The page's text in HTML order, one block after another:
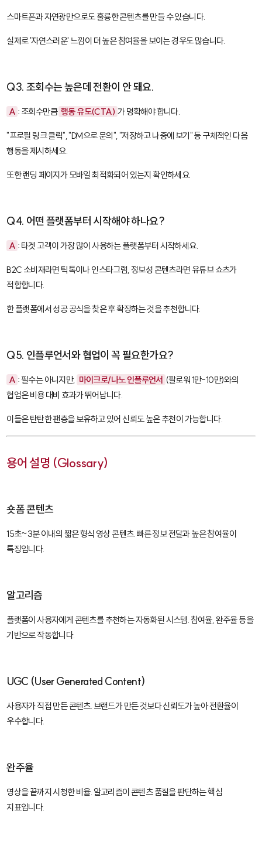
스마트폰과 자연광만으로도 훌륭한 콘텐츠를 만들 수 있습니다.
실제로 '자연스러운' 느낌이 더 높은 참여율을 보이는 경우도 많습니다.
Q3. 조회수는 높은데 전환이 안 돼요.
A : 조회수만큼 행동 유도(CTA) 가 명확해야 합니다.
"프로필 링크 클릭", "DM으로 문의", "저장하고 나중에 보기" 등 구체적인 다음
행동을 제시하세요.
또한 랜딩 페이지가 모바일 최적화되어 있는지 확인하세요.
Q4. 어떤 플랫폼부터 시작해야 하나요?
A : 타겟 고객이 가장 많이 사용하는 플랫폼부터 시작하세요.
B2C 소비재라면 틱톡이나 인스타그램, 정보성 콘텐츠라면 유튜브 쇼츠가
적합합니다.
한 플랫폼에서 성공 공식을 찾은 후 확장하는 것을 추천합니다.
Q5. 인플루언서와 협업이 꼭 필요한가요?
A : 필수는 아니지만, 마이크로/나노 인플루언서 (팔로워 1만-10만)와의
협업은 비용 대비 효과가 뛰어납니다.
이들은 탄탄한 팬층을 보유하고 있어 신뢰도 높은 추천이 가능합니다.
용어 설명 (Glossary)
숏폼 콘텐츠
15초~3분 이내의 짧은 형식 영상 콘텐츠. 빠른 정보 전달과 높은 참여율이
특징입니다.
알고리즘
플랫폼이 사용자에게 콘텐츠를 추천하는 자동화된 시스템. 참여율, 완주율 등을
기반으로 작동합니다.
UGC (User Generated Content)
사용자가 직접 만든 콘텐츠. 브랜드가 만든 것보다 신뢰도가 높아 전환율이
우수합니다.
완주율
영상을 끝까지 시청한 비율. 알고리즘이 콘텐츠 품질을 판단하는 핵심
지표입니다.